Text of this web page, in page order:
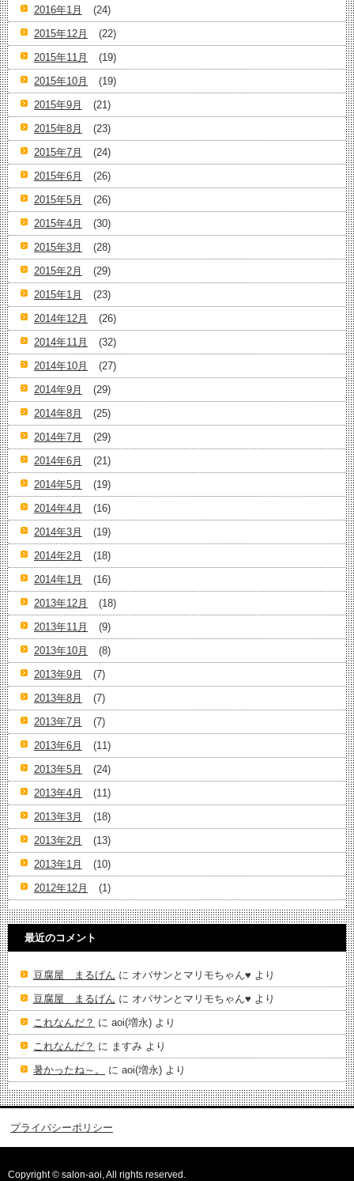
2016年1月
(24)
2015年12月
(22)
2015年11月
(19)
2015年10月
(19)
2015年9月
(21)
2015年8月
(23)
2015年7月
(24)
2015年6月
(26)
2015年5月
(26)
2015年4月
(30)
2015年3月
(28)
2015年2月
(29)
2015年1月
(23)
2014年12月
(26)
2014年11月
(32)
2014年10月
(27)
2014年9月
(29)
2014年8月
(25)
2014年7月
(29)
2014年6月
(21)
2014年5月
(19)
2014年4月
(16)
2014年3月
(19)
2014年2月
(18)
2014年1月
(16)
2013年12月
(18)
2013年11月
(9)
2013年10月
(8)
2013年9月
(7)
2013年8月
(7)
2013年7月
(7)
2013年6月
(11)
2013年5月
(24)
2013年4月
(11)
2013年3月
(18)
2013年2月
(13)
2013年1月
(10)
2012年12月
(1)
最近のコメント
豆腐屋 まるげん に オバサンとマリモちゃん♥️ より
豆腐屋 まるげん に オバサンとマリモちゃん♥️ より
これなんだ？ に aoi(増永) より
これなんだ？ に ますみ より
暑かったね～。
に aoi(増永) より
プライバシーポリシー
Copyright © salon-aoi, All rights reserved.